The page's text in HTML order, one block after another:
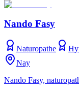
Nando Fasy
Naturopathe
Nay
Nando Fasy,